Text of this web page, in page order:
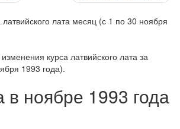
курса латвийского лата за
1993 года).
в ноябре 1993 года